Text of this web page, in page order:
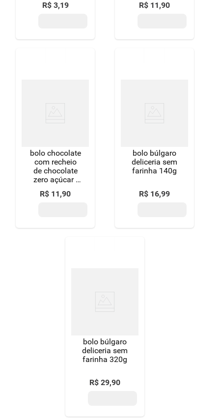
R$ 3,19 R$ 11,90
bolo chocolate
com recheio
de chocolate
zero açúcar -
200g
R$ 11,90
bolo búlgaro
deliceria sem
farinha 140g
R$ 16,99
bolo búlgaro
deliceria sem
farinha 320g
R$ 29,90